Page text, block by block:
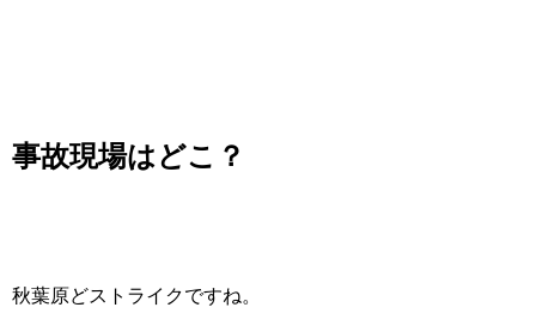
事故現場はどこ？
秋葉原どストライクですね。